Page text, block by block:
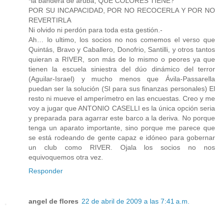
POR SU INCAPACIDAD, POR NO RECOCERLA Y POR NO
REVERTIRLA
Ni olvido ni perdón para toda esta gestión.-
Ah… lo ultimo, los socios no nos comemos el verso que
Quintás, Bravo y Caballero, Donofrio, Santilli, y otros tantos
quieran a RIVER, son más de lo mismo o peores ya que
tienen la escuela siniestra del dúo dinámico del terror
(Aguilar-Israel) y mucho menos que Ávila-Passarella
puedan ser la solución (SI para sus finanzas personales) El
resto ni mueve el amperímetro en las encuestas. Creo y me
voy a jugar que ANTONIO CASELLI es la única opción seria
y preparada para agarrar este barco a la deriva. No porque
tenga un aparato importante, sino porque me parece que
se está rodeando de gente capaz e idóneo para gobernar
un club como RIVER. Ojala los socios no nos
equivoquemos otra vez.
Responder
angel de flores 22 de abril de 2009 a las 7:41 a.m.